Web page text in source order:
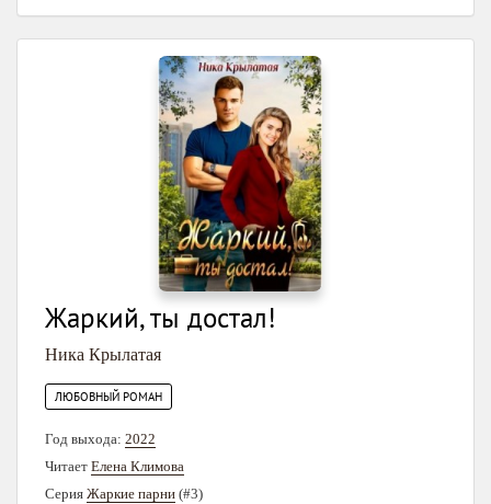
Жаркий, ты достал!
Ника Крылатая
ЛЮБОВНЫЙ РОМАН
Год выхода: 2022
Читает Елена Климова
Серия Жаркие парни (#3)